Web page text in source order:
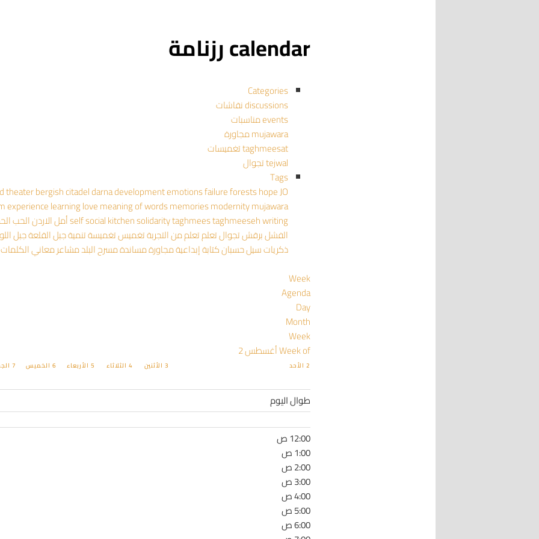
calendar رزنامة
Categories
discussions نقاشات
events مناسبات
mujawara مجاورة
taghmeesat تغميسات
tejwal تجوال
Tags
theaterbergishcitadeldarnadevelopmentemotionsfailureforestshopeJO
experiencelearninglovemeaning of wordsmemoriesmodernitymujawara
selfsocial kitchensolidaritytaghmeestaghmeesehwriting أملالاردنالحب
الفشلبرقشتجوالتعلمتعلم من التجربةتغميستغميسةتنميةجبل القلعةجبل
ذكرياتسيل حسبانكتابة إبداعيةمجاورةمساندةمسرح البلدمشاعرمعاني
Week
Agenda
Day
Month
Week
Week of أغسطس 2
2 الأحد 3 الأثنين 4 الثلاثاء 5 الأربعاء 6 الخميس 7
طوال اليوم
12:00 ص
1:00 ص
2:00 ص
3:00 ص
4:00 ص
5:00 ص
6:00 ص